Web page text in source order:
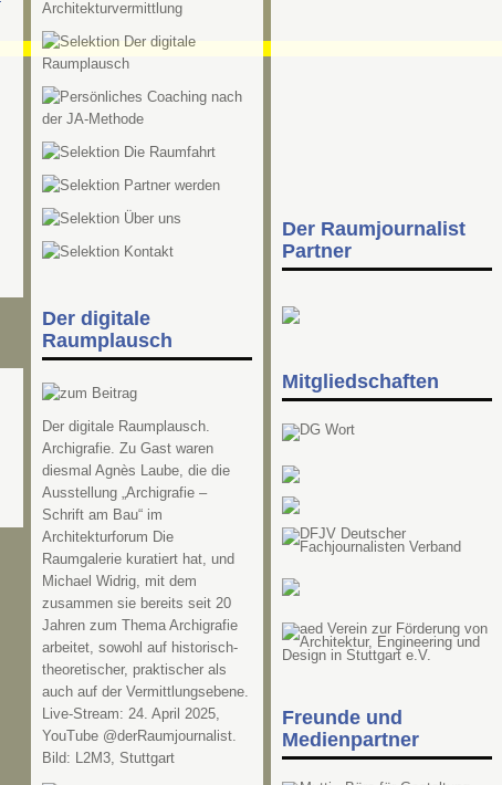
Der digitale
Raumplausch
Der digitale Raumplausch.
Archigrafie. Zu Gast waren
diesmal Agnès Laube, die die
Ausstellung „Archigrafie –
Schrift am Bau“ im
Architekturforum Die
Raumgalerie kuratiert hat, und
Michael Widrig, mit dem
zusammen sie bereits seit 20
Jahren zum Thema Archigrafie
arbeitet, sowohl auf historisch-
theoretischer, praktischer als
auch auf der Vermittlungsebene.
Live-Stream: 24. April 2025,
YouTube @derRaumjournalist.
Bild: L2M3, Stuttgart
Der Raumjournalist
Partner
Mitgliedschaften
Freunde und
Medienpartner